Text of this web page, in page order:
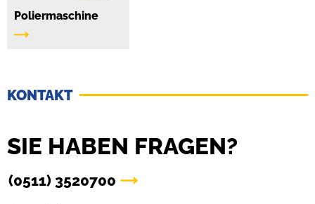
Poliermaschine
KONTAKT
SIE HABEN FRAGEN?
(0511) 3520700